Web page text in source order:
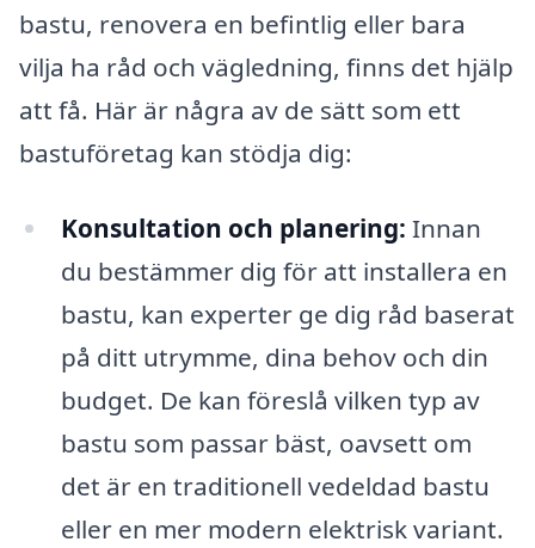
bastu, renovera en befintlig eller bara
vilja ha råd och vägledning, finns det hjälp
att få. Här är några av de sätt som ett
bastuföretag kan stödja dig:
Konsultation och planering: Innan
du bestämmer dig för att installera en
bastu, kan experter ge dig råd baserat
på ditt utrymme, dina behov och din
budget. De kan föreslå vilken typ av
bastu som passar bäst, oavsett om
det är en traditionell vedeldad bastu
eller en mer modern elektrisk variant.